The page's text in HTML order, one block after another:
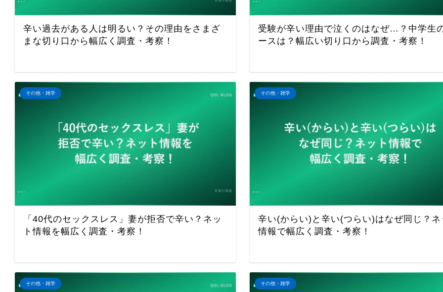
辛い過去がある人は明るい？その理由をさまざ
まな切り口から幅広く調査・考察！
受験が辛い理由で泣くのはなぜ…？中学生
ースは？幅広い切り口から調査・考察！
その他・雑学
「40代のセックスレス」妻が拒否で辛い？ネッ
ト情報を幅広く調査・考察！
その他・雑学
辛い(からい)と辛い(つらい)はなぜ同じ？ネ
情報で幅広く調査・考察！
その他・雑学 その他・雑学